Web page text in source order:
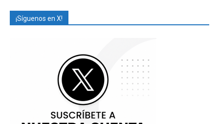
¡Síguenos en X!